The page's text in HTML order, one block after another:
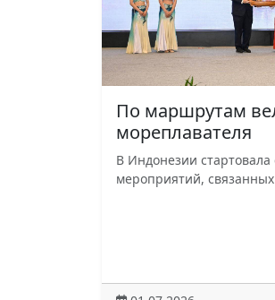
По маршрутам
мореплавателя
В Индонезии стартовала
мероприятий,